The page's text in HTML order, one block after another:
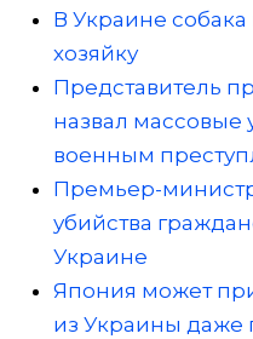
В Украине
хозяйку
Представитель
назвал массовые
военным
Премьер-
убийства
Украине
Япония может
из Украины даже